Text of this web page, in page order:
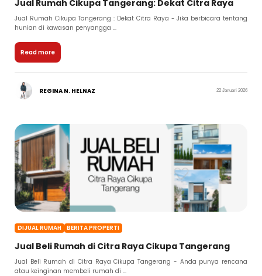
Jual Rumah Cikupa Tangerang: Dekat Citra Raya
Jual Rumah Cikupa Tangerang : Dekat Citra Raya - Jika berbicara tentang
hunian di kawasan penyangga ...
Read more
REGINA N. HELNAZ 22 Januari 2026
DIJUAL RUMAH BERITA PROPERTI
Jual Beli Rumah di Citra Raya Cikupa Tangerang
Jual Beli Rumah di Citra Raya Cikupa Tangerang - Anda punya rencana
atau keinginan membeli rumah di ...